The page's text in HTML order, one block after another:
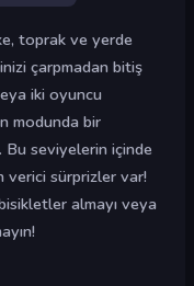
toprak ve yerde
çarpmadan bitiş
iki oyuncu
modunda bir
Bu seviyelerin içinde
verici sürprizler var!
almayı veya